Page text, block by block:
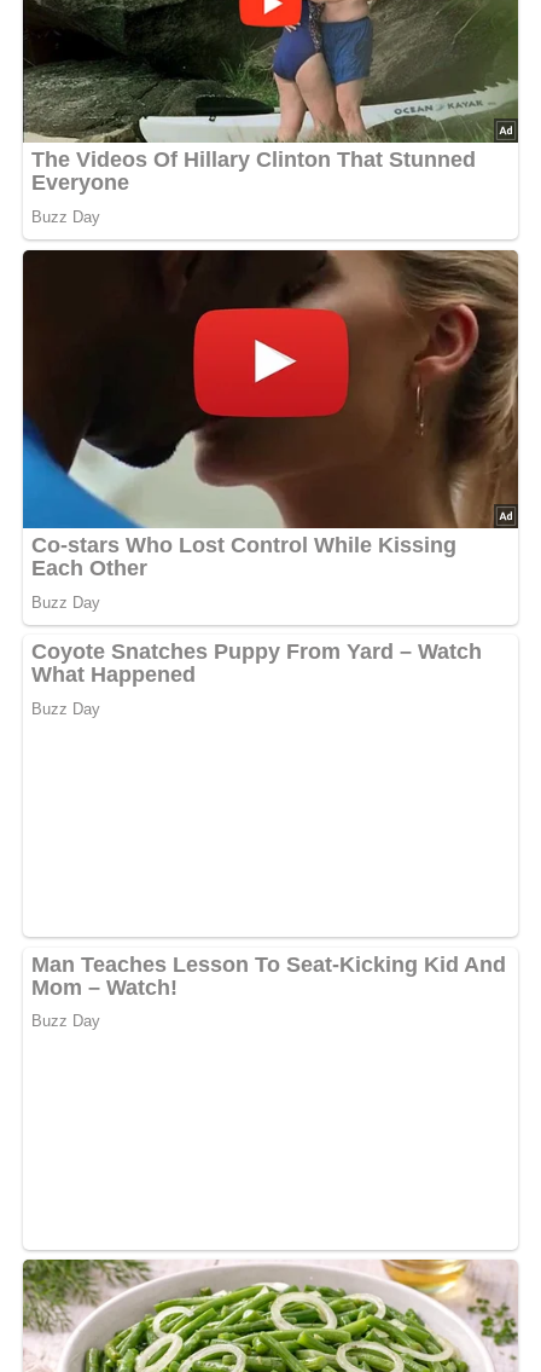
Abonniere jetzt unseren Newsletter!
Kein Spam, kein Bullshit, keine Weitergabe deiner Mailadresse an Dritte!
Jetzt Sterne vergeben – Rezept
4.7/5 (15 Bewertung)